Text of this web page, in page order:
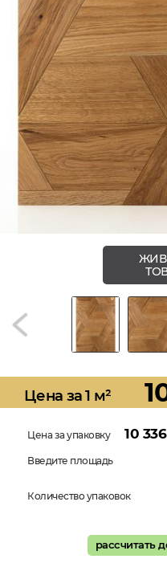
Цена за 1 м²
Цена за упаковку 10 336
Введите площадь
Количество упаковок
рассчитать